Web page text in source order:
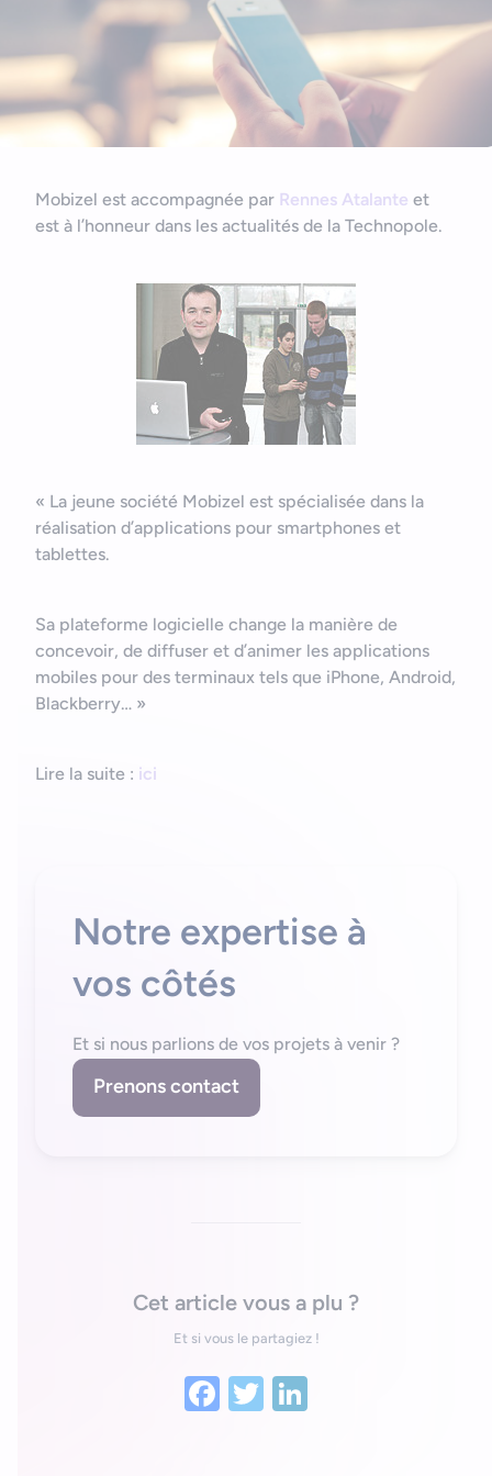
Application mobile e-commerce
Outils et ressources
Cahier des charges d’app mobile
Nous contacter
Mobizel est accompagnée par Rennes Atalante et
est à l’honneur dans les actualités de la Technopole.
« La jeune société Mobizel est spécialisée dans la
réalisation d’applications pour smartphones et
tablettes.
Sa plateforme logicielle change la manière de
concevoir, de diffuser et d’animer les applications
mobiles pour des terminaux tels que iPhone, Android,
Blackberry… »
Lire la suite : ici
Notre expertise à
vos côtés
Et si nous parlions de vos projets à venir ?
Prenons contact
Cet article vous a plu ?
Et si vous le partagiez !
Facebook
Twitter
Bonjour Votre assistant IA
aider ?